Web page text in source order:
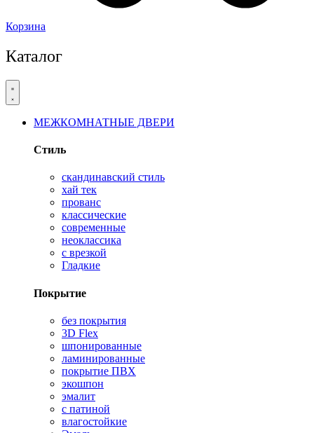
Корзина
Каталог
МЕЖКОМНАТНЫЕ ДВЕРИ
Стиль
скандинавский стиль
хай тек
прованс
классические
современные
неоклассика
с врезкой
Гладкие
Покрытие
без покрытия
3D Flex
шпонированные
ламинированные
покрытие ПВХ
экошпон
эмалит
с патиной
влагостойкие